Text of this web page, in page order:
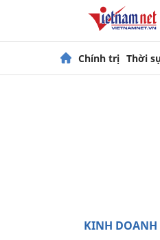
Chính trị Thời
KINH DOANH